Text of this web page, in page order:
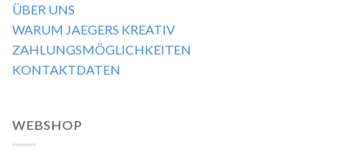
ÜBER UNS
WARUM JAEGERS KREATIV
ZAHLUNGSMÖGLICHKEITEN
KONTAKTDATEN
WEBSHOP